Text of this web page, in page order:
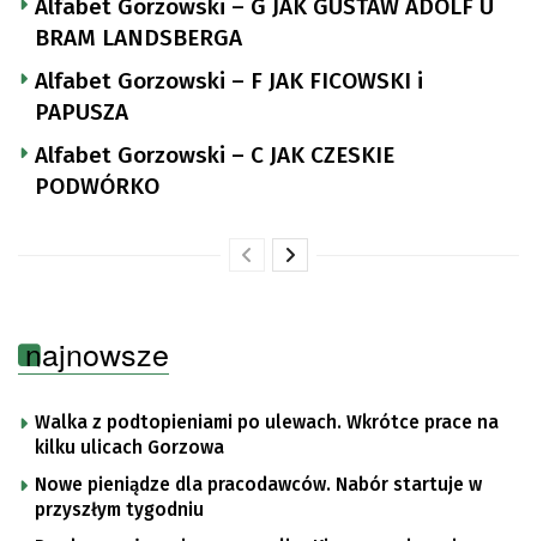
Alfabet Gorzowski – G JAK GUSTAW ADOLF U
BRAM LANDSBERGA
Alfabet Gorzowski – F JAK FICOWSKI i
PAPUSZA
Alfabet Gorzowski – C JAK CZESKIE
PODWÓRKO
najnowsze
Walka z podtopieniami po ulewach. Wkrótce prace na
kilku ulicach Gorzowa
Nowe pieniądze dla pracodawców. Nabór startuje w
przyszłym tygodniu